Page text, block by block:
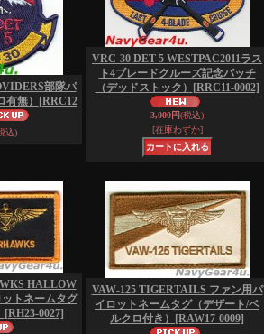
部隊パ
有無）
[RRC12
込)
VRC-30 DET-5 WESTPAC2011ラス
ト4ブレードクルーズ記念パッチ
（デッドストック）
[RRC11-0002]
3,000円(税込)
[在庫わずか]
HALLOW
トネームタグ
[RH23-0027]
VAW-125 TIGERTAILS ファン用パ
イロットネームタグ（デザート/ベ
ルクロ付き）
[RAW17-0009]